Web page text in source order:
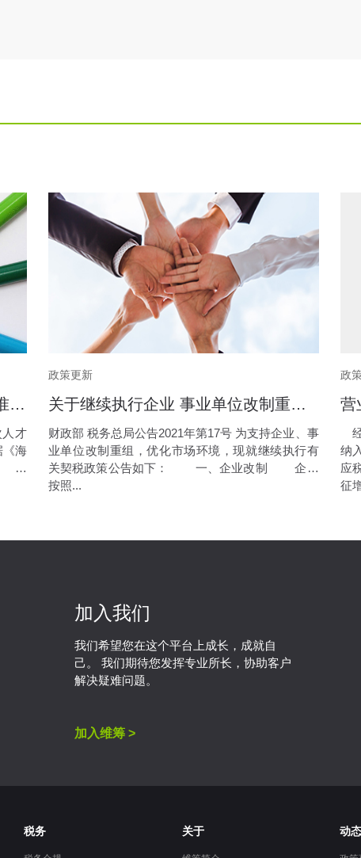
海南自由贸易港高层次人才分类标准(2020)
才
《海
本
政策更新
关于继续执行企业 事业单位改制重组有关契税政策的公告
财政部 税务总局公告2021年第17号 为支持企业、事
业单位改制重组，优化市场环境，现就继续执行有
关契税政策公告如下： 一、企业改制 企业
按照...
政
纳
应
征
加入我们
我们希望您在这个平台上成长，成就自
己。 我们期待您发挥专业所长，协助客户
解决疑难问题。
加入维筹 >
税务 关于 动态